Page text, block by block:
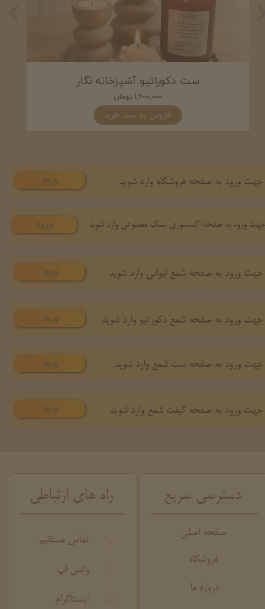
جهت ورود به صفحه فروشگاه وارد شوید ورود
جهت ورود به صفحه شمع لیوانی وارد شوید ورود
جهت ورود به صفحه شمع دکوراتیو وارد شوید ورود
جهت ورود به صفحه ست شمع وارد شوید ورود
ورود به صفحه اکسسوری سنگ مصنوعی وارد شوید ورود
جهت ورود به صفحه گیفت شمع وارد شوید ورود
ست شمع و دکوری آشپزخانه اوینا
افزودن به سبد خرید
راه های ارتباطی
تماس مستقیم
اینستاگرام
واتس اپ
دسترسی سریع
صفحه اصلی
فروشگاه
درباره ما